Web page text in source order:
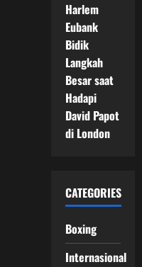
Harlem
Eubank
Bidik
Langkah
Besar saat
Hadapi
David Papot
di London
CATEGORIES
Boxing
Internasional